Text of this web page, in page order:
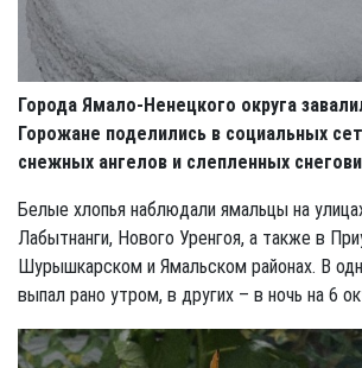
Города Ямало-Ненецкого округа
Горожане поделились в социальных
снежных ангелов и слепленных
Белые хлопья наблюдали ямальцы на
Лабытнанги, Нового Уренгоя, а также в
Шурышкарском и Ямальском районах. В
выпал рано утром, в других – в ночь на 6